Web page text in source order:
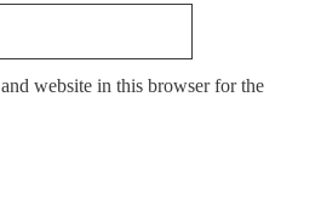
website in this browser for the